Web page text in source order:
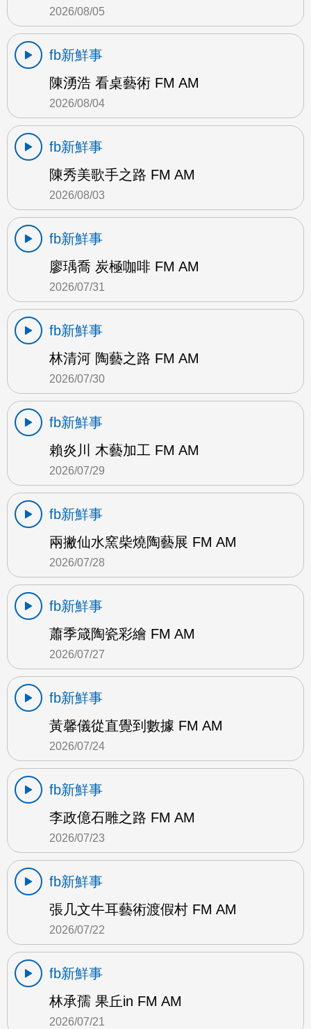
2026/08/05
fb新鮮事
陳湧浩 看桌藝術 FM AM
2026/08/04
fb新鮮事
陳秀美歌手之路 FM AM
2026/08/03
fb新鮮事
廖瑀喬 炭極咖啡 FM AM
2026/07/31
fb新鮮事
林清河 陶藝之路 FM AM
2026/07/30
fb新鮮事
賴炎川 木藝加工 FM AM
2026/07/29
fb新鮮事
兩撇仙水窯柴燒陶藝展 FM AM
2026/07/28
fb新鮮事
蕭季箴陶瓷彩繪 FM AM
2026/07/27
fb新鮮事
黃馨儀從直覺到數據 FM AM
2026/07/24
fb新鮮事
李政億石雕之路 FM AM
2026/07/23
fb新鮮事
張几文牛耳藝術渡假村 FM AM
2026/07/22
fb新鮮事
林承孺 果丘in FM AM
2026/07/21